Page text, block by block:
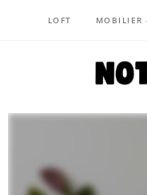
LOFT MOBILIER